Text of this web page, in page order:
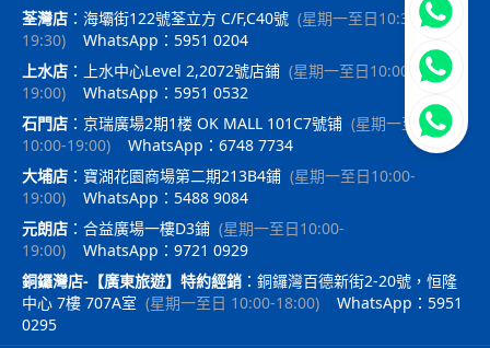
荃灣店 ： 海壩街122號荃立方 C/F,C40號 (星期一至日10:30-
19:30)
WhatsApp：5951 0204
上水店 ： 上水中心Level 2,2072號店鋪 (星期一至日10:00-
19:00)
WhatsApp：5951 0532
石門店 ： 京瑞廣場2期1楼 OK MALL 101C7號铺 (星期一至日
10:00-19:00)
WhatsApp：6748 7734
大埔店 ： 寶湖花園商場第二期213B4鋪 (星期一至日10:00-
19:00)
WhatsApp：5488 9084
元朗店 ： 合益廣場一樓D3鋪 (星期一至日10:00-
19:00)
WhatsApp：9721 0929
銅鑼灣店-【廣東旅遊】特約經銷 ： 銅鑼灣百德新街2-20號，恒隆
中心 7樓 707A室 (星期一至日 10:00-18:00)
WhatsApp：5951
0295